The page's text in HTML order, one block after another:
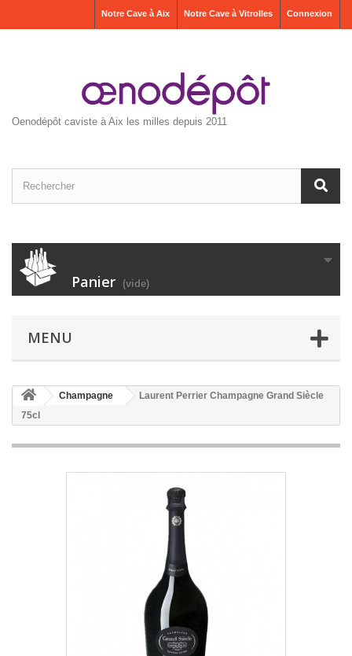
Connexion
Notre Cave à Vitrolles
Notre Cave à Aix
Oenodépôt caviste à Aix les milles depuis 2011
Panier (vide)
MENU
Champagne
Laurent Perrier Champagne Grand Siècle
75cl